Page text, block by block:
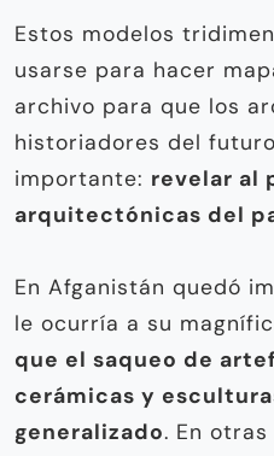
Estos modelos
usarse para hacer
archivo para que los
historiadores del
importante: revelar al
arquitectónicas del
En Afganistán quedó
le ocurría a su
que el saqueo de
cerámicas y
generalizado. En